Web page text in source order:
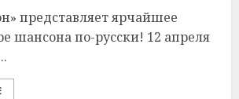
представляет ярчайшее
шансона по-русски! 12 апреля